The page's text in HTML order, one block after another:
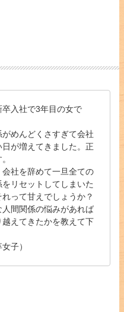
卒入社で3年目の女で
めんどくさすぎて会社
が増えてきました。正
社を辞めて一旦全ての
リセットしてしまいた
って甘えでしょうか？
人間関係の悩みがあれば
越えてきたかを教えて下
子）